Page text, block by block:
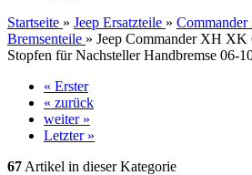
Startseite » Jeep Ersatzteile »
Bremsenteile » Jeep Commander XH
Stopfen für Nachsteller Handbremse 06-
« Erster
« zurück
weiter »
Letzter »
67 Artikel in dieser Kategorie